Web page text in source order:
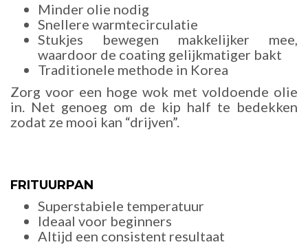
Minder olie nodig
Snellere warmtecirculatie
Stukjes bewegen makkelijker mee,
waardoor de coating gelijkmatiger bakt
Traditionele methode in Korea
Zorg voor een hoge wok met voldoende olie
in. Net genoeg om de kip half te bedekken
zodat ze mooi kan “drijven”.
FRITUURPAN
Superstabiele temperatuur
Ideaal voor beginners
Altijd een consistent resultaat